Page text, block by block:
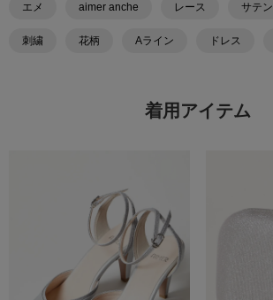
エメ aimer anche レース サテン
刺繍 花柄 Aライン ドレス
着用アイテム